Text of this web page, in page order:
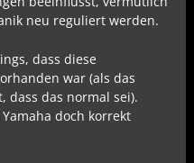
neu reguliert werden.
dass diese
war (als das
dass das normal sei).
doch korrekt